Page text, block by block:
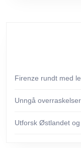
Firenze rundt med
Unngå
Utforsk Østlandet